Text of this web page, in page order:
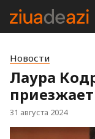
Новости
Лаура
31 августа 2024